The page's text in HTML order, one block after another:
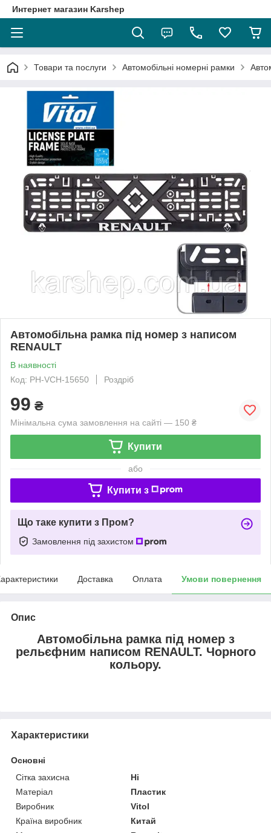
Интернет магазин Karshep
Товари та послуги Автомобільні номерні рамки
Автомобiльна рамка пiд номер з написом
RENAULT
В наявності
Код: РН-VCH-15650
Роздріб
99 ₴
Мінімальна сума замовлення на сайті — 150 ₴
Купити
або
Купити з
Що таке купити з Пром?
Замовлення під захистом
Доставка Оплата Умови повернення
Опис
Автомобiльна рамка пiд номер з
рельєфним написом RENAULT. Чорного
кольору.
Характеристики
Основні
Сітка захисна
Ні
Матеріал
Пластик
Виробник
Vitol
Країна виробник
Китай